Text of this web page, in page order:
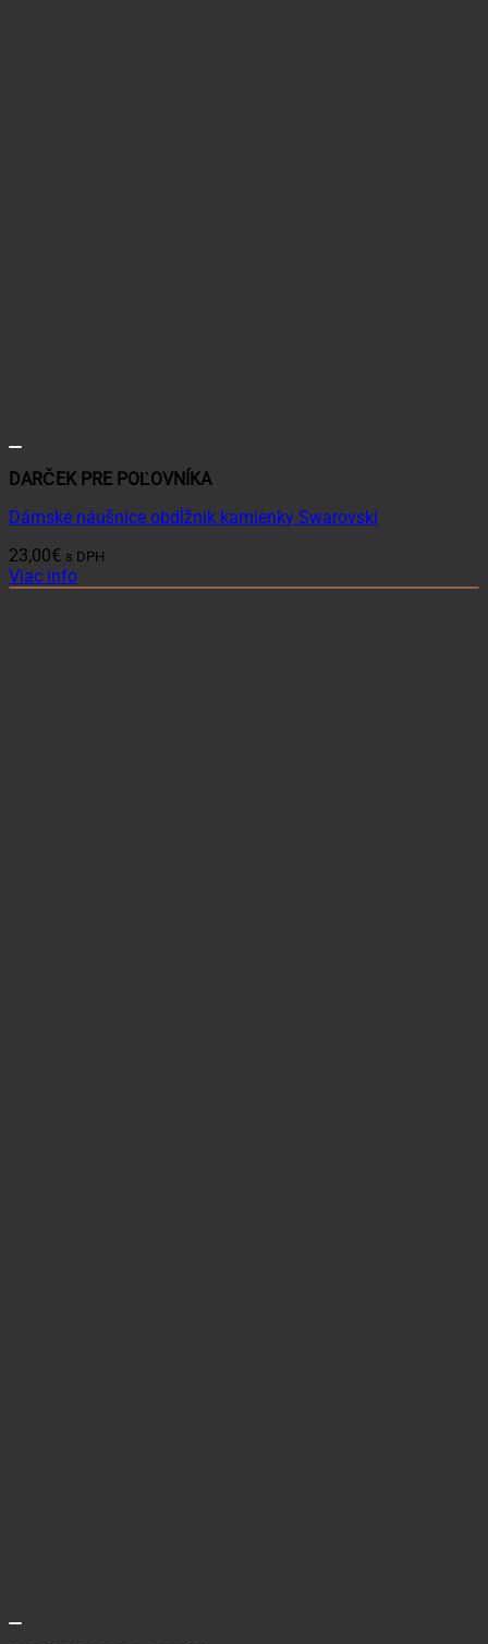
DARČEK PRE POĽOVNÍKA
Dámske náušnice obdĺžnik kamienky Swarovski
23,00€ s DPH
Viac info